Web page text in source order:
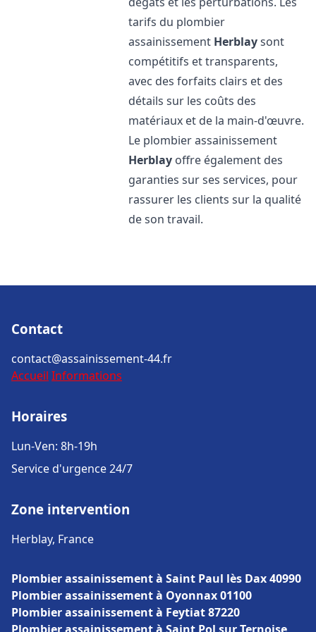
tarifs du plombier
assainissement Herblaysont
compétitifs et transparents,
avec des forfaits clairs et des
détails sur les coûts des
matériaux et de la main-d'œuvre.
Le plombier assainissement
Herblay offre également des
garanties sur ses services, pour
rassurer les clients sur la qualité
de son travail.
Contact
contact@assainissement-44.fr
Accueil Informations
Horaires
Lun-Ven: 8h-19h
Service d'urgence 24/7
Zone intervention
Herblay, France
Plombier assainissement à Saint Paul lès Dax 40990
Plombier assainissement à Oyonnax 01100
Plombier assainissement à Feytiat 87220